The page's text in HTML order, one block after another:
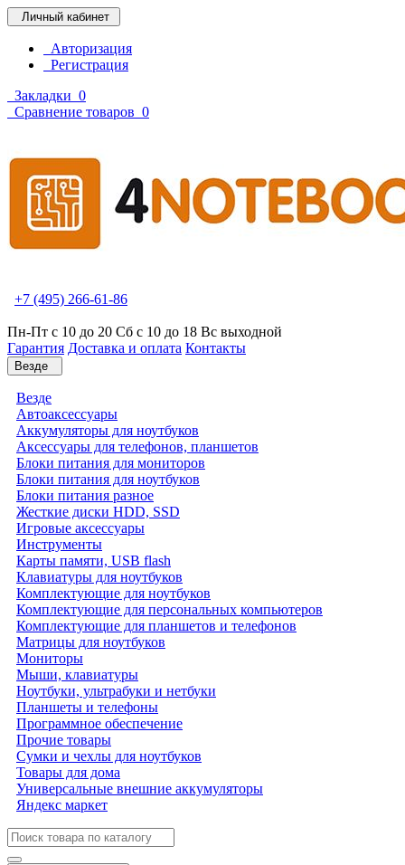
Личный кабинет
Авторизация
Регистрация
Закладки 0
Сравнение товаров 0
+7 (495) 266-61-86
Пн-Пт с 10 до 20 Сб с 10 до 18 Вс выходной
Гарантия Доставка и оплата Контакты
Везде
Везде
Автоаксессуары
Аккумуляторы для ноутбуков
Аксессуары для телефонов, планшетов
Блоки питания для мониторов
Блоки питания для ноутбуков
Блоки питания разное
Жесткие диски HDD, SSD
Игровые аксессуары
Инструменты
Карты памяти, USB flash
Клавиатуры для ноутбуков
Комплектующие для ноутбуков
Комплектующие для персональных компьютеров
Комплектующие для планшетов и телефонов
Матрицы для ноутбуков
Мониторы
Мыши, клавиатуры
Ноутбуки, ультрабуки и нетбуки
Планшеты и телефоны
Программное обеспечение
Прочие товары
Сумки и чехлы для ноутбуков
Товары для дома
Универсальные внешние аккумуляторы
Яндекс маркет